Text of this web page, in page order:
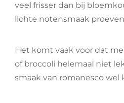
veel frisser dan bij
lichte notensmaak
Het komt vaak voor dat
of broccoli helemaal niet
smaak van romanesco wel